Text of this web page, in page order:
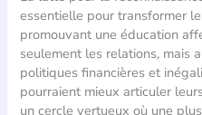
essentielle pour transformer
promouvant une éducation
seulement les relations, mais
politiques financières et
pourraient mieux articuler
un cercle vertueux où une